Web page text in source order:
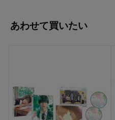
あわせて買いたい